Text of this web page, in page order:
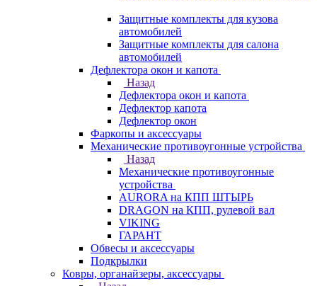
Защитные комплекты для кузова
автомобилей
Защитные комплекты для салона
автомобилей
Дефлектора окон и капота
Назад
Дефлектора окон и капота
Дефлектор капота
Дефлектор окон
Фаркопы и аксессуары
Механические противоугонные устройства
Назад
Механические противоугонные
устройства
AURORA на КПП ШТЫРЬ
DRAGON на КПП, рулевой вал
VIKING
ГАРАНТ
Обвесы и аксессуары
Подкрылки
Ковры, органайзеры, аксессуары